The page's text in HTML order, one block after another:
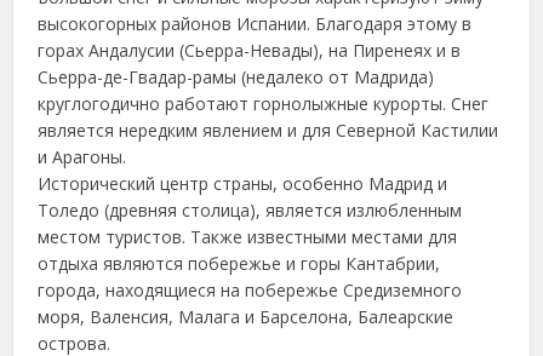
высокогорных районов Испании. Благодаря этому в
горах Андалусии (Сьерра-Невады), на Пиренеях и в
Сьерра-де-Гвадар-рамы (недалеко от Мадрида)
круглогодично работают горнолыжные курорты. Снег
является нередким явлением и для Северной Кастилии
и Арагоны.
Исторический центр страны, особенно Мадрид и
Толедо (древняя столица), является излюбленным
местом туристов. Также известными местами для
отдыха являются побережье и горы Кантабрии,
города, находящиеся на побережье Средиземного
моря, Валенсия, Малага и Барселона, Балеарские
острова.